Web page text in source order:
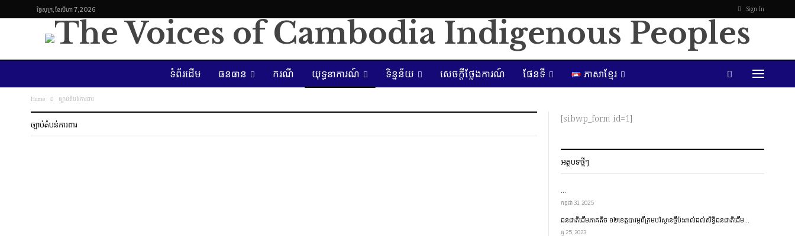
Sign In
ថ្ងៃ​សុក្រ, ខែ​សីហា 7, 2026
ទំព័រដើម ធនធាន ករណី យុទ្ធនាការណ៍ ទិន្នន័យ សេចក្ដីថ្លែងការណ៍ ផែនទី ភាសាខ្មែរ
Home ច្បាប់តំបន់ការពារ
ច្បាប់តំបន់ការពារ
[sibwp_form id=1]
អត្ថបទថ្មីៗ
…
កក្កដា 31, 2025
ជនជាតិ​ដើម​ភាគតិច ១២​ខេត្ត​​បារម្ភ​ពី​ក្រម​បរិស្ថាន​ថ្មី​ប៉ះពាល់​ដល់​សិទ្ធិ​ជនជាតិ​ដើម…
ធ្នូ 25, 2023